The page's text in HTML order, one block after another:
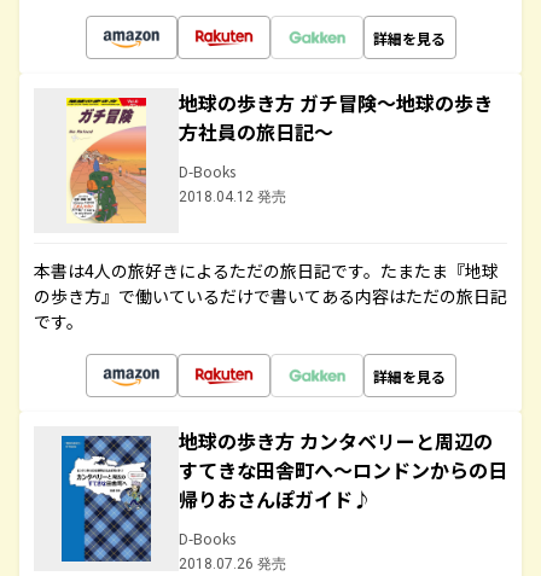
詳細を見る
地球の歩き方 ガチ冒険～地球の歩き
方社員の旅日記～
D-Books
2018.04.12 発売
本書は4人の旅好きによるただの旅日記です。たまたま『地球
の歩き方』で働いているだけで書いてある内容はただの旅日記
です。
詳細を見る
地球の歩き方 カンタベリーと周辺の
すてきな田舎町へ～ロンドンからの日
帰りおさんぽガイド♪
D-Books
2018.07.26 発売